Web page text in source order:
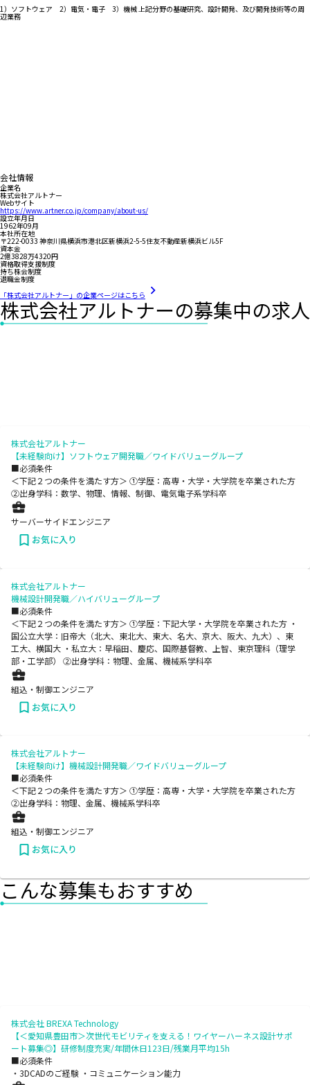
1）ソフトウェア 2）電気・電子 3）機械 上記分野の基礎研究、設計開発、及び開発技術等の周
辺業務
会社情報
企業名
株式会社アルトナー
Webサイト
https://www.artner.co.jp/company/about-us/
設立年月日
1962年09月
本社所在地
〒222-0033 神奈川県横浜市港北区新横浜2-5-5住友不動産新横浜ビル5F
資本金
2億3828万4320円
資格取得支援制度
持ち株会制度
退職金制度
「株式会社アルトナー」の企業ページはこちら
株式会社アルトナーの募集中の求人
株式会社アルトナー
【未経験向け】ソフトウェア開発職／ワイドバリューグループ
■必須条件
＜下記２つの条件を満たす方＞ ①学歴：高専・大学・大学院を卒業された方
②出身学科：数学、物理、情報、制御、電気電子系学科卒
サーバーサイドエンジニア
お気に入り
株式会社アルトナー
機械設計開発職／ハイバリューグループ
■必須条件
＜下記２つの条件を満たす方＞ ①学歴：下記大学・大学院を卒業された方 ・
国公立大学：旧帝大（北大、東北大、東大、名大、京大、阪大、九大）、東
工大、横国大 ・私立大：早稲田、慶応、国際基督教、上智、東京理科（理学
部・工学部） ②出身学科：物理、金属、機械系学科卒
組込・制御エンジニア
お気に入り
株式会社アルトナー
【未経験向け】機械設計開発職／ワイドバリューグループ
■必須条件
＜下記２つの条件を満たす方＞ ①学歴：高専・大学・大学院を卒業された方
②出身学科：物理、金属、機械系学科卒
組込・制御エンジニア
お気に入り
こんな募集もおすすめ
株式会社 BREXA Technology
【＜愛知県豊田市＞次世代モビリティを支える！ワイヤーハーネス設計サポ
ート募集◎】研修制度充実/年間休日123日/残業月平均15h
■必須条件
・3DCADのご経験 ・コミュニケーション能力